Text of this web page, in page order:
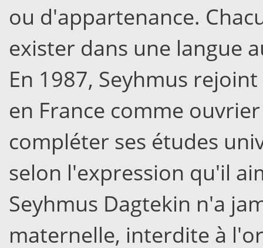
ou d'appartenance.
exister dans une langue
En 1987, Seyhmus
en France comme
compléter ses études
selon l'expression qu'il
Seyhmus Dagtekin n'a
maternelle, interdite à